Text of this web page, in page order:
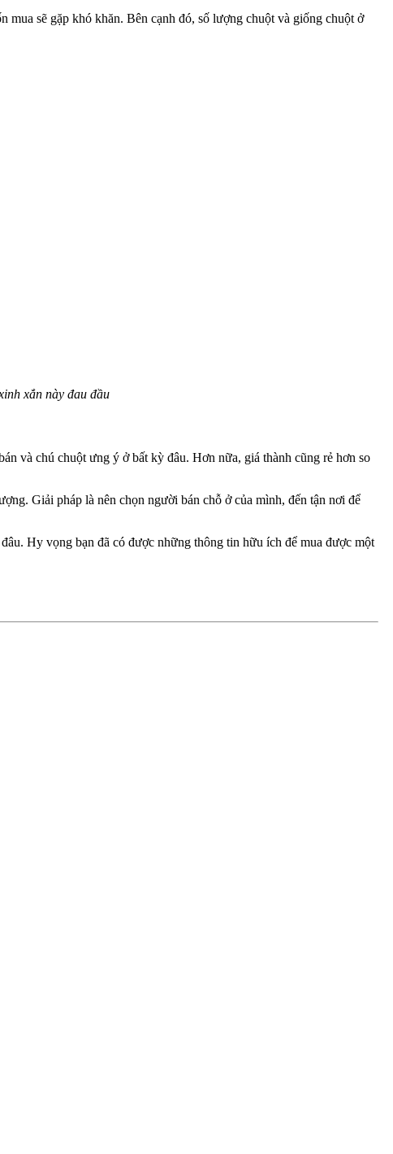
sẽ gặp khó khăn. Bên cạnh đó, số lượng chuột và giống chuột ở
xắn này đau đầu
và chú chuột ưng ý ở bất kỳ đâu. Hơn nữa, giá thành cũng rẻ hơn so
Giải pháp là nên chọn người bán chỗ ở của mình, đến tận nơi để
Hy vọng bạn đã có được những thông tin hữu ích để mua được một